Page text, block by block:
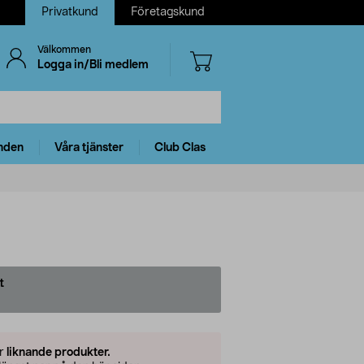
Privatkund Företagskund
Välkommen
Logga in/Bli medlem
Våra tjänster Club Clas
liknande produkter.